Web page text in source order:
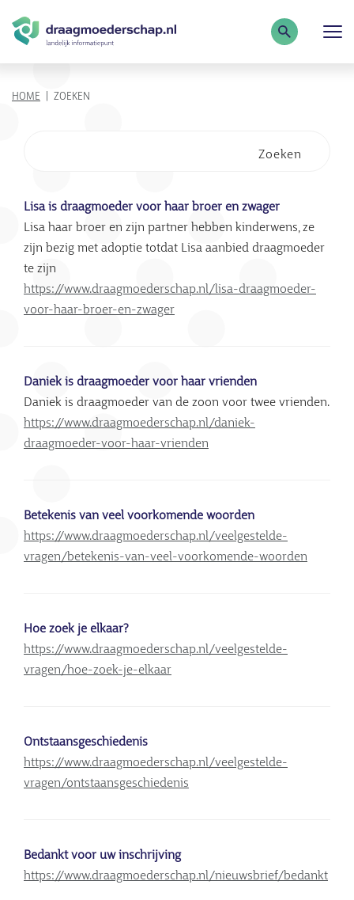
Zoekterm
KRUIMELPAD
HOME ZOEKEN
Zoeken
Zoekresultaten
Lisa is draagmoeder voor haar broer en zwager
Lisa haar broer en zijn partner hebben kinderwens, ze
zijn bezig met adoptie totdat Lisa aanbied draagmoeder
te zijn
https://www.draagmoederschap.nl/lisa-draagmoeder-
voor-haar-broer-en-zwager
Daniek is draagmoeder voor haar vrienden
Daniek is draagmoeder van de zoon voor twee vrienden.
https://www.draagmoederschap.nl/daniek-
draagmoeder-voor-haar-vrienden
Betekenis van veel voorkomende woorden
https://www.draagmoederschap.nl/veelgestelde-
vragen/betekenis-van-veel-voorkomende-woorden
Hoe zoek je elkaar?
https://www.draagmoederschap.nl/veelgestelde-
vragen/hoe-zoek-je-elkaar
Ontstaansgeschiedenis
https://www.draagmoederschap.nl/veelgestelde-
vragen/ontstaansgeschiedenis
Bedankt voor uw inschrijving
https://www.draagmoederschap.nl/nieuwsbrief/bedankt